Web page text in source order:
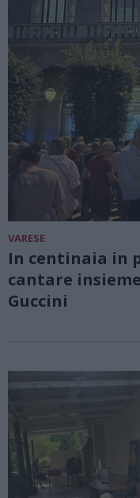
VARESE
In centinaia in
cantare
Guccini